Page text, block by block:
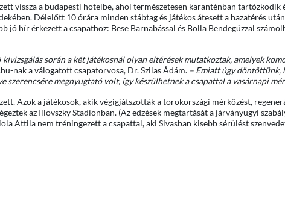
vissza a budapesti hotelbe, ahol természetesen karanténban tartózkodik
Délelőtt 10 órára minden stábtag és játékos átesett a hazatérés
jó hír érkezett a csapathoz: Bese Barnabással és Bolla Bendegúzzal
során a két játékosnál olyan eltérések mutatkoztak, amelyek
nak a válogatott csapatorvosa, Dr. Szilas Ádám.– Emiatt úgy döntöttünk,
szerencsére megnyugtató volt, így készülhetnek a csapattal a vasárnapi
Azok a játékosok, akik végigjátszották a törökországi mérkőzést,
az Illovszky Stadionban. (Az edzések megtartását a járványügyi
Attila nem tréningezett a csapattal, aki Sivasban kisebb sérülést